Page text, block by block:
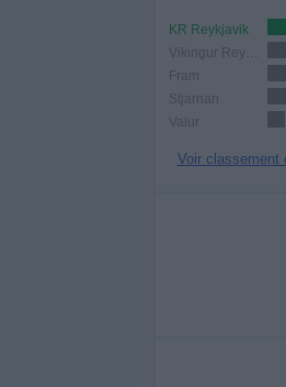
KR Reykjavik
Fram
Stjarnan
Valur
Voir classement